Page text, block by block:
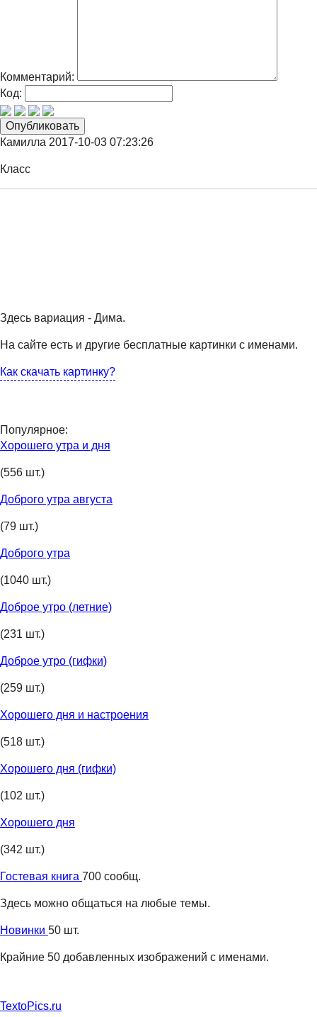
Комментарий:
Код:
Камилла 2017-10-03 07:23:26
Класс
Здесь вариация - Дима.
На сайте есть и другие бесплатные картинки с именами.
Как скачать картинку?
Популярное:
Хорошего утра и дня
(556 шт.)
Доброго утра августа
(79 шт.)
Доброго утра
(1040 шт.)
Доброе утро (летние)
(231 шт.)
Доброе утро (гифки)
(259 шт.)
Хорошего дня и настроения
(518 шт.)
Хорошего дня (гифки)
(102 шт.)
Хорошего дня
(342 шт.)
Гостевая книга 700 сообщ.
Здесь можно общаться на любые темы.
Новинки 50 шт.
Крайние 50 добавленных изображений с именами.
TextoPics.ru